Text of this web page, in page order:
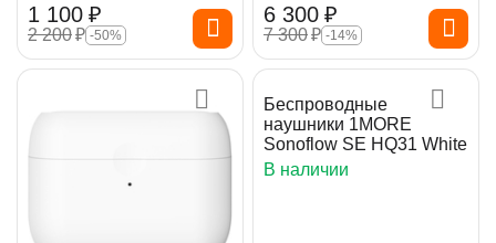
1 100 ₽
2 200₽ -50%
6 300 ₽
7 300₽ -14%
Беспроводные
наушники 1MORE
Sonoflow SE HQ31 White
В наличии